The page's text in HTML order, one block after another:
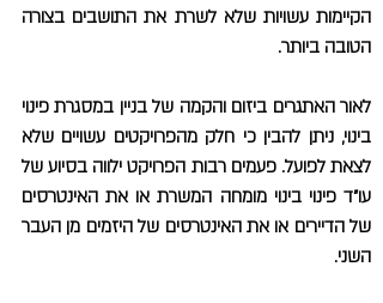
הקיימות עשויות שלא לשרת את התושבים בצורה
הטובה ביותר.
לאור האתגרים ביזום והקמה של בניין במסגרת פינוי
בינוי, ניתן להבין כי חלק מהפרויקטים עשויים שלא
לצאת לפועל. פעמים רבות הפרויקט ילווה בסיוע של
עו"ד פינוי בינוי מומחה המשרת או את האינטרסים
של הדיירים או את האינטרסים של היזמים מן העבר
השני.